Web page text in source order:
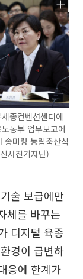
종컨벤션센터에
동부 업무보고에
송미령 농림축산식
사진기자단)
술 보급에만
체를 바꾸는
디지털 육종
경이 급변하
응에 한계가